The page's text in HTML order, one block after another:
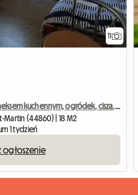
11
Studio z osobnym aneksem kuchennym, ogródek, cisza, parking, światłowód
Martin (44860) | 18 M2
1 tydzień
ogłoszenie